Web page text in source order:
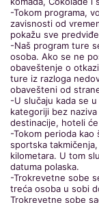
-Tokom programa,
zavisnosti od
pokažu sve
-Naš program ture
osoba. Ako se ne
obaveštenje o
ture iz razloga
obavešteni od
-U slučaju kada se
kategoriji bez
destinacije, hoteli
-Tokom perioda
sportska
kilometara. U tom
datuma polaska.
-Trokrevetne sobe
treća osoba u sobi
Trokrevetne sobe